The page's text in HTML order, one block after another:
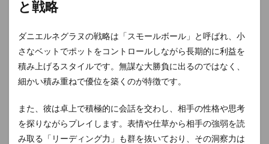
と戦略
ダニエルネグラヌの戦略は「スモールボール」と呼ばれ、小
さなベットでポットをコントロールしながら長期的に利益を
積み上げるスタイルです。無謀な大勝負に出るのではなく、
細かい積み重ねで優位を築くのが特徴です。
また、彼は卓上で積極的に会話を交わし、相手の性格や思考
を探りながらプレイします。表情や仕草から相手の強弱を読
み取る「リーディング力」も群を抜いており、その洞察力は